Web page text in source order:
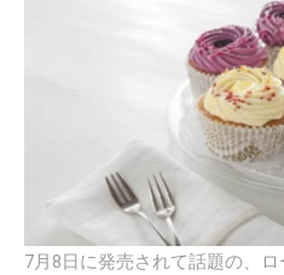
7月8日に発売されて話題の、ロ